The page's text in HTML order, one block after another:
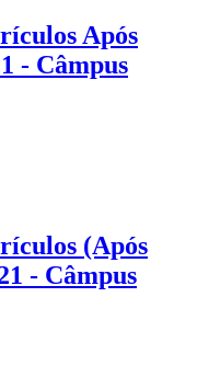
Após
- Câmpus
(Após
- Câmpus